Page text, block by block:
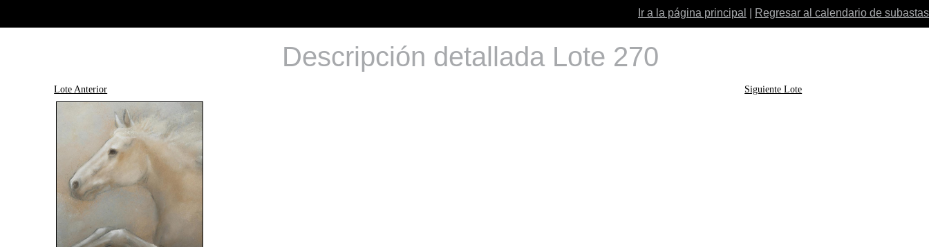
Ir a la página principal Regresar al calendario de subastas
Descripción detallada Lote 270
Lote Anterior Siguiente Lote